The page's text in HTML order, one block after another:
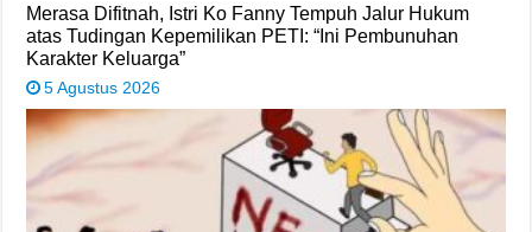
Merasa Difitnah, Istri Ko Fanny Tempuh Jalur Hukum
atas Tudingan Kepemilikan PETI: “Ini Pembunuhan
Karakter Keluarga”
5 Agustus 2026